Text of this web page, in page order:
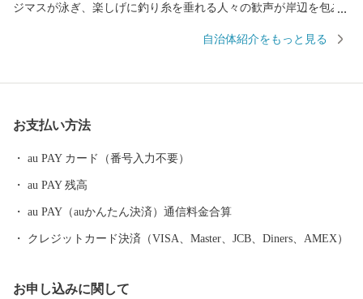
ジマスが泳ぎ、楽しげに釣り糸を垂れる人々の歓声が岸辺を包み
自治体紹介をもっと見る
お支払い方法
au PAY カード（番号入力不要）
au PAY 残高
au PAY（auかんたん決済）通信料金合算
クレジットカード決済（VISA、Master、JCB、Diners、AMEX）
お申し込みに関して